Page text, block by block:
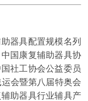
器具配置规模名列
国康复辅助器具协
社工协会公益委员
会暨第八届特奥会
助器具行业辅具产